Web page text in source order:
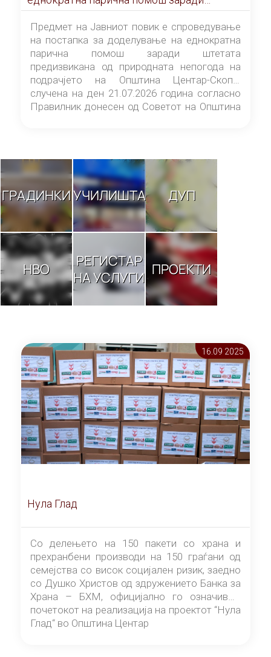
штетата предизвикана од природната
непогода на подрачјето на Општина
Центар-Скопје случена на ден 21.07.2026
година
Предмет на Јавниот повик е спроведување
на постапка за доделување на еднократна
парична помош заради штетата
предизвикана од природната непогода на
подрачјето на Општина Центар-Скопје
случена на ден 21.07.2026 година согласно
Правилник донесен од Советот на Општина
ГРАДИНКИУЧИЛИШТА ДУП
НВО
РЕГИСТАР
НА УСЛУГИ ПРОЕКТИ
16.09 2025
Нула Глад
Со делењето на 150 пакети со храна и
прехранбени производи на 150 граѓани од
семејства со висок социјален ризик, заедно
со Душко Христов од здружението Банка за
Храна – БХМ, официјално го означивме
почетокот на реализација на проектот “Нула
Глад“ во Општина Центар